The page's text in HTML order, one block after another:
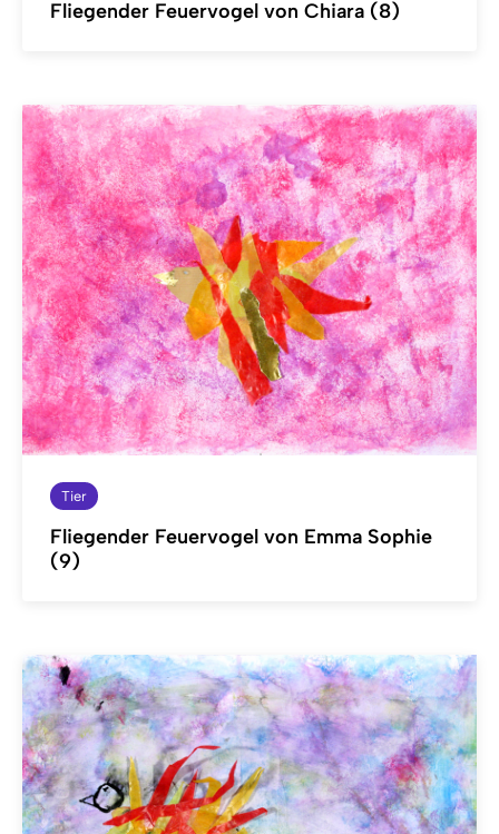
Fliegender Feuervogel von Chiara (8)
Tier
Fliegender Feuervogel von Emma Sophie
(9)